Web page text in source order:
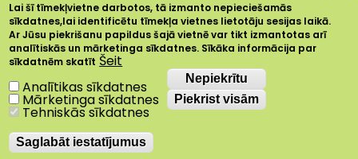
Lai šī tīmekļvietne darbotos, tā izmanto nepieciešamās
sīkdatnes,lai identificētu tīmekļa vietnes lietotāju sesijas laikā.
Ar Jūsu piekrišanu papildus šajā vietnē var tikt izmantotas arī
analītiskās un mārketinga sīkdatnes. Sīkāka informācija par
sīkdatnēm skatīt Šeit
Analītikas sīkdatnes
Mārketinga sīkdatnes
Tehniskās sīkdatnes
Saglabāt iestatījumus
Nepiekrītu
Piekrist visām
Nepiekrītu